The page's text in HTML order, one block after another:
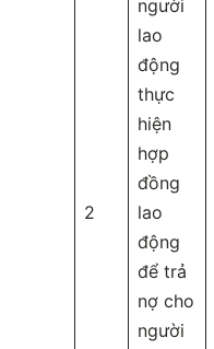
2
người
lao
động
thực
hiện
hợp
đồng
lao
động
để trả
nợ cho
người